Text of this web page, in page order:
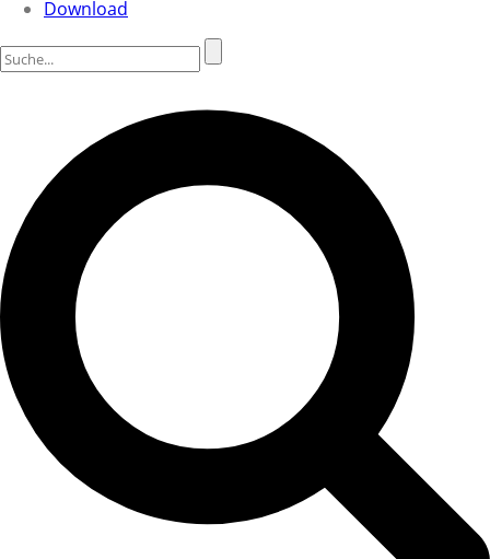
Download